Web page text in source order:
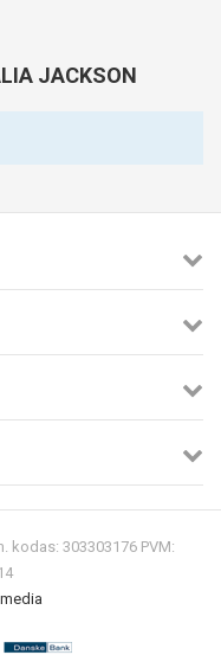
JACKSON
kodas: 303303176 PVM: